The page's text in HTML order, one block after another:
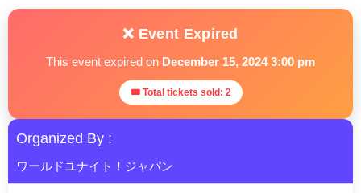
❌ Event Expired
This event expired on December 15, 2024 3:00 pm
🎟 Total tickets sold: 2
Organized By :
ワールドユナイト！ジャパン